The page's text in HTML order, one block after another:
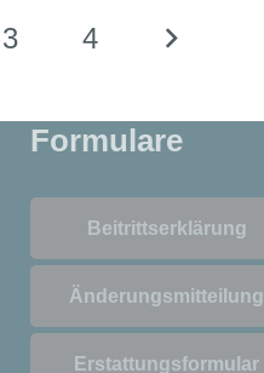
3 4
Formulare
Beitrittserklärung
Änderungsmitteilung
Erstattungsformular